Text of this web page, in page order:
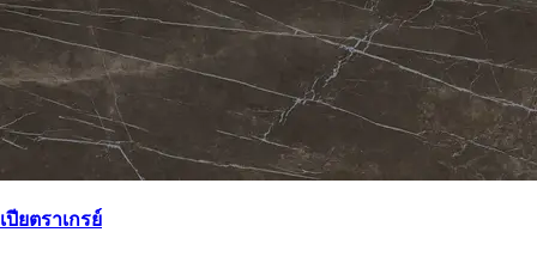
เปียตราเกรย์